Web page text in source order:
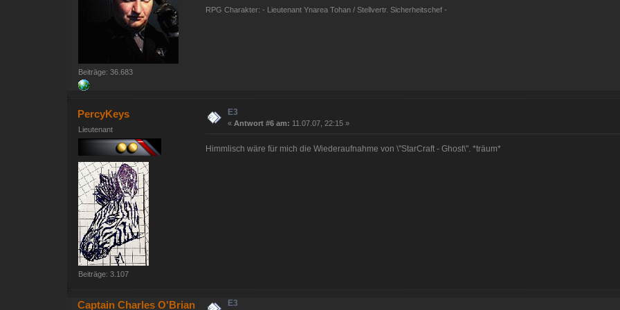
Beiträge: 36.683
RPG Charakter: - Lieutenant Ynarea Tohan / Stellvertr. Sicherheitschef -
PercyKeys
Lieutenant
Beiträge: 3.107
E3
« Antwort #6 am: 11.07.07, 22:15 »
Himmlisch wäre für mich die Wiederaufnahme von \"StarCraft - Ghost\". *träum*
Captain Charles O'Brian E3